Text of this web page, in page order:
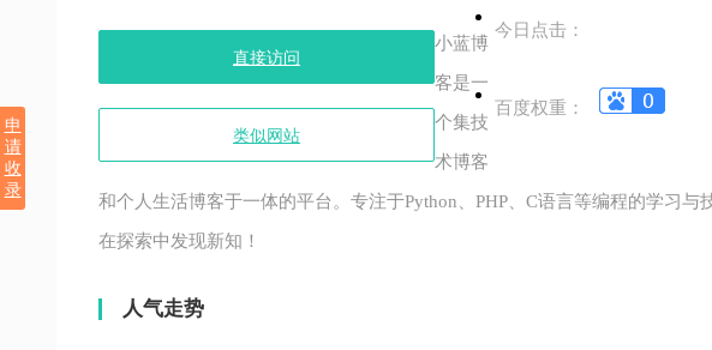
申
请
收
录
直接访问
类似网站
今日点击：
百度权重：
字
站
介
绍
小蓝博
客是一
个集技
术博客
和个人生活博客于一体的平台。专注于Python、PHP、C语言等编程的学习
在探索中发现新知！
人气走势